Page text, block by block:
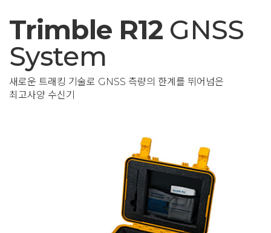
GNSS
레이저 스캐너
UAV
토탈 스테이션
Trimble R12 GNSS
System
새로운 트래킹 기술로 GNSS 측량의 한계를 뛰어넘은
최고사양 수신기